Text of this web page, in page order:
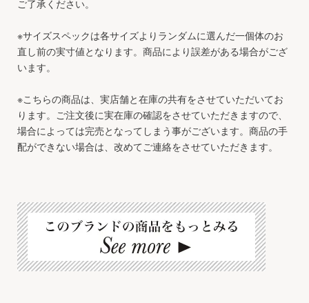
ご了承ください。
※サイズスペックは各サイズよりランダムに選んだ一個体のお
直し前の実寸値となります。商品により誤差がある場合がござ
います。
※こちらの商品は、実店舗と在庫の共有をさせていただいてお
ります。ご注文後に実在庫の確認をさせていただきますので、
場合によっては完売となってしまう事がございます。商品の手
配ができない場合は、改めてご連絡をさせていただきます。